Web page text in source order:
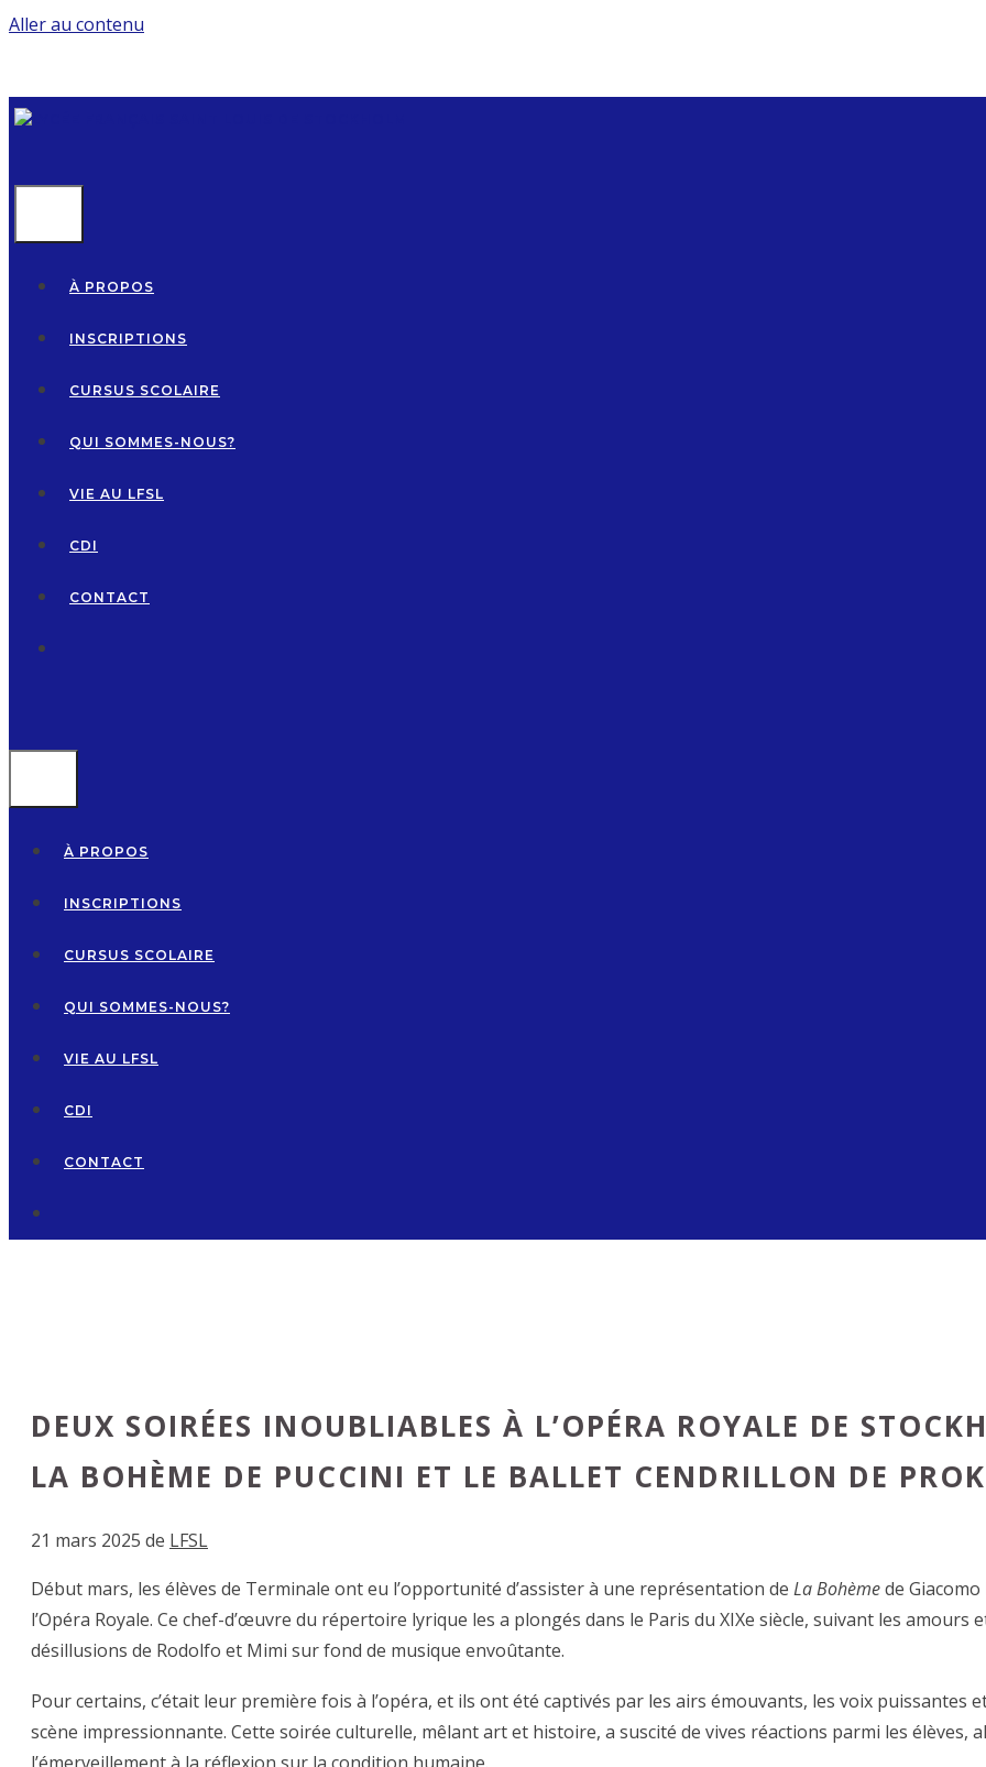
Aller au contenu
À PROPOS
INSCRIPTIONS
CURSUS SCOLAIRE
QUI SOMMES-NOUS?
VIE AU LFSL
CDI
CONTACT
À PROPOS
INSCRIPTIONS
CURSUS SCOLAIRE
QUI SOMMES-NOUS?
VIE AU LFSL
CDI
CONTACT
DEUX SOIRÉES INOUBLIABLES À L’OPÉRA ROYALE DE
LA BOHÈME DE PUCCINI ET LE BALLET CENDRILLON DE
21 mars 2025 de LFSL
Début mars, les élèves de Terminale ont eu l’opportunité d’assister à une représentation de La Bohèmede Giacomo
l’Opéra Royale. Ce chef-d’œuvre du répertoire lyrique les a plongés dans le Paris du XIXe siècle, suivant les amours
désillusions de Rodolfo et Mimi sur fond de musique envoûtante.
Pour certains, c’était leur première fois à l’opéra, et ils ont été captivés par les airs émouvants, les voix puissantes
scène impressionnante. Cette soirée culturelle, mêlant art et histoire, a suscité de vives réactions parmi les élèves,